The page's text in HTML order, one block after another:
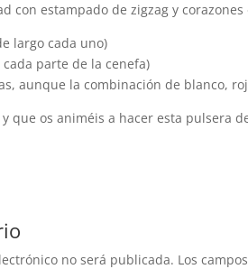
con estampado de zigzag y
largo cada uno)
parte de la cenefa)
aunque la combinación de blanco,
que os animéis a hacer esta pulsera
no será publicada. Los